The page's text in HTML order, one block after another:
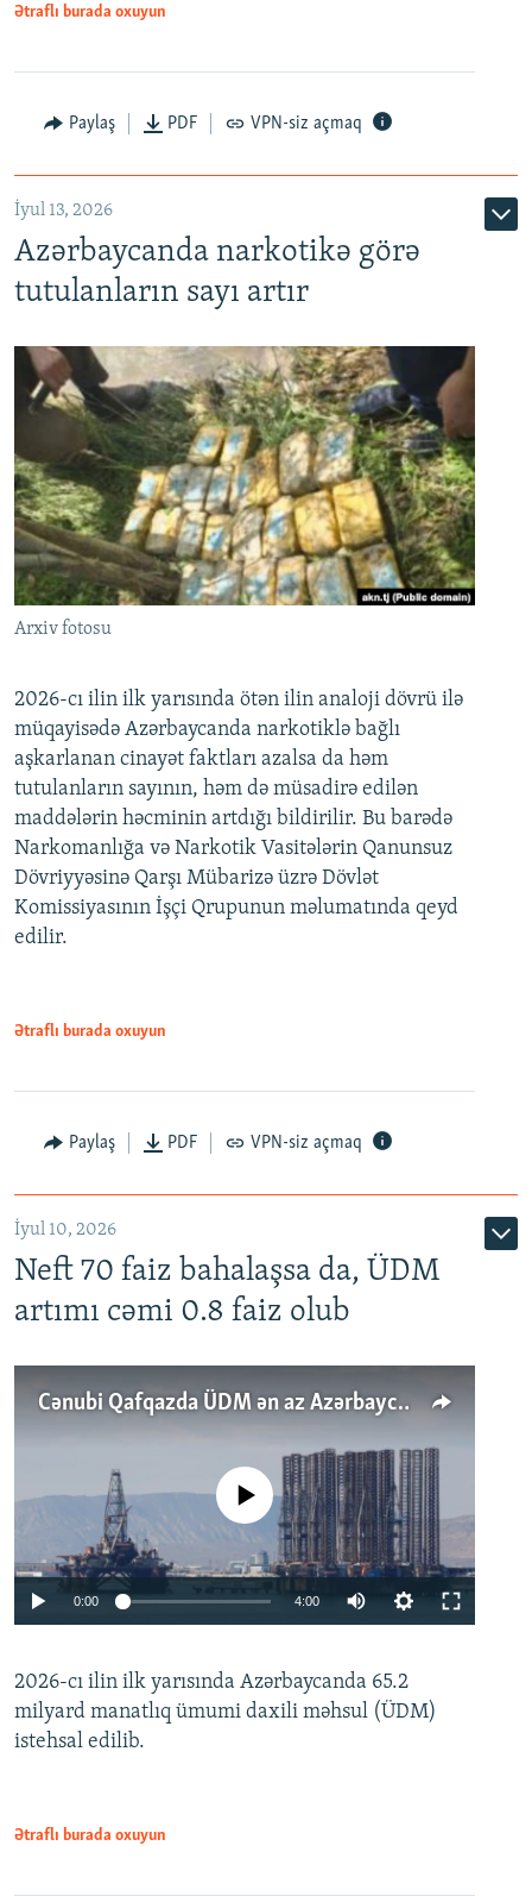
Ətraflı burada oxuyun
Paylaş PDF VPN-siz açmaq
İyul 13, 2026
Azərbaycanda narkotikə görə
tutulanların sayı artır
Arxiv fotosu
2026-cı ilin ilk yarısında ötən ilin analoji dövrü ilə
müqayisədə Azərbaycanda narkotiklə bağlı
aşkarlanan cinayət faktları azalsa da həm
tutulanların sayının, həm də müsadirə edilən
maddələrin həcminin artdığı bildirilir. Bu barədə
Narkomanlığa və Narkotik Vasitələrin Qanunsuz
Dövriyyəsinə Qarşı Mübarizə üzrə Dövlət
Komissiyasının İşçi Qrupunun məlumatında qeyd
edilir.
Ətraflı burada oxuyun
Paylaş PDF VPN-siz açmaq
İyul 10, 2026
Neft 70 faiz bahalaşsa da, ÜDM
artımı cəmi 0.8 faiz olub
Cənubi Qafqazda ÜDM ən az Azərbaycanda artır: Qonşuları niyə Bakını qabaqlaya bilir?
Auto 240p 360p 480p
No media source currently available
0:00 4:00
360p
480p
2026-cı ilin ilk yarısında Azərbaycanda 65.2
milyard manatlıq ümumi daxili məhsul (ÜDM)
istehsal edilib.
Ətraflı burada oxuyun